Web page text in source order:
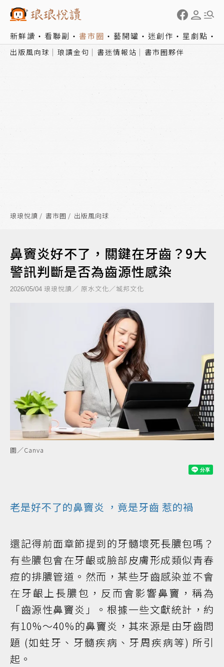
新鮮讀 看聯副 書市圈 藝開罐 迷創作 星劇點
出版風向球 琅讀金句 書迷情報站 書市圈夥伴
琅琅悅讀 書市圈 出版風向球
鼻竇炎好不了，關鍵在牙齒？9大
警訊判斷是否為齒源性感染
2026/05/04 琅琅悅讀／ 原水文化／城邦文化
圖／Canva
老是好不了的鼻竇炎 ，竟是牙齒 惹的禍
還記得前面章節提到的牙髓壞死長膿包嗎？
有些膿包會在牙齦或臉部皮膚形成類似青春
痘的排膿管道。然而，某些牙齒感染並不會
在牙齦上長膿包，反而會影響鼻竇，稱為
「齒源性鼻竇炎」。根據一些文獻統計，約
有10%～40%的鼻竇炎，其來源是由牙齒問
題 (如蛀牙、牙髓疾病、牙周疾病等) 所引
起。